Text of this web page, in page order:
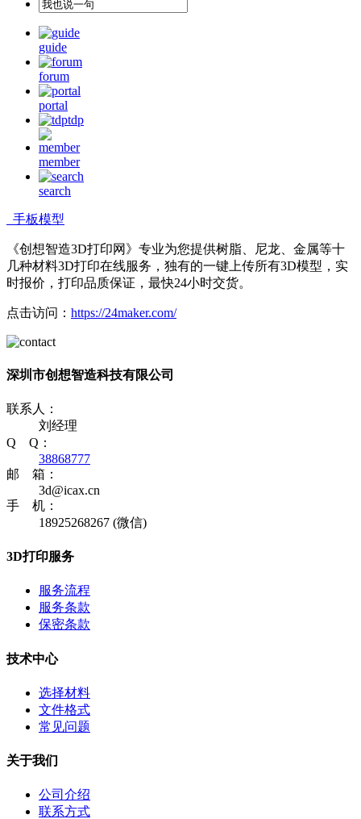
guide
forum
portal
tdp
member
search
手板模型
《创想智造3D打印网》专业为您提供树脂、尼龙、金属等十
几种材料3D打印在线服务，独有的一键上传所有3D模型，实
时报价，打印品质保证，最快24小时交货。
点击访问： https://24maker.com/
深圳市创想智造科技有限公司
联系人：
刘经理
Q Q：
38868777
邮 箱：
3d@icax.cn
手 机：
18925268267 (微信)
3D打印服务
服务流程
服务条款
保密条款
技术中心
选择材料
文件格式
常见问题
关于我们
公司介绍
联系方式